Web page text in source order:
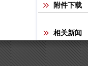
附件下载
相关新闻